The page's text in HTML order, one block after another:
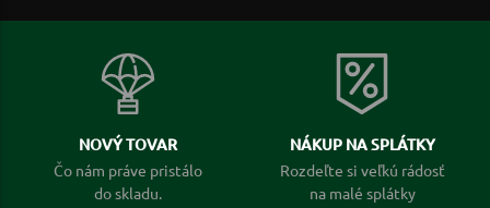
NOVÝ TOVAR
Čo nám práve pristálo
do skladu.
NÁKUP NA SPLÁTKY
Rozdeľte si veľkú rádosť
na malé splátky